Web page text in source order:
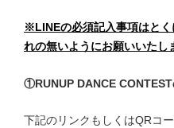
※LINEの必須記入事項はと
れの無いようにお願いいたし
①RUNUP DANCE
下記のリンクもしくはQRコ